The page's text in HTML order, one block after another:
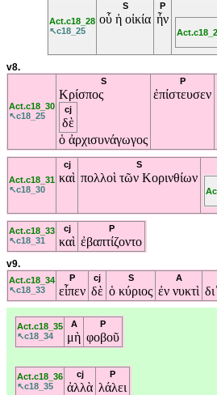
Act.c18_28
↖c18_25
S
οὗ ἡ οἰκία
P
ἦν
v8.
Act.c18_30
↖c18_25
S
Κρίσπος
cj
δὲ
ὁ ἀρχισυνάγωγος
P
ἐπίστευσεν
Act.c18_31
↖c18_30
cj
καὶ
S
πολλοὶ τῶν Κορινθίων
Act.c18_33
↖c18_31
cj
καὶ
P
ἐβαπτίζοντο
v9.
Act.c18_34
↖c18_33
P
εἶπεν
cj
δὲ
S
ὁ κύριος
A
ἐν νυκτὶ δι᾽
Act.c18_35
↖c18_34
A
μὴ
P
φοβοῦ
Act.c18_36
↖c18_35
cj
ἀλλὰ
P
λάλει